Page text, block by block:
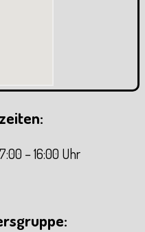
– 16:00 Uhr